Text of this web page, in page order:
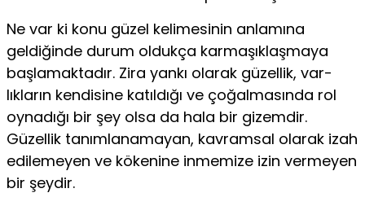
Ne var ki konu güzel kelimesinin anlamına
geldiğinde durum ol­dukça karmaşıklaşmaya
başlamaktadır. Zira yankı olarak güzellik, var­
lıkların kendisine katıldığı ve çoğalmasında rol
oynadığı bir şey olsa da hala bir gizemdir.
Güzellik tanımlanamayan, kavramsal olarak izah
edilemeyen ve kökenine inmemize izin vermeyen
bir şeydir.